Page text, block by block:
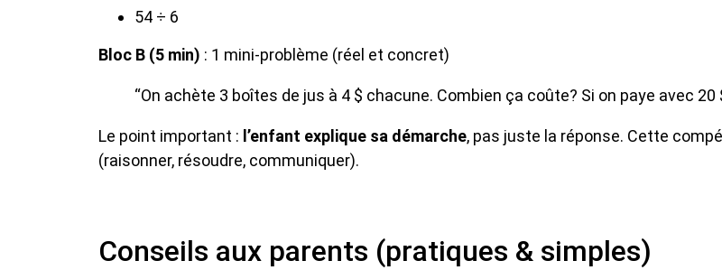
54 ÷ 6
Bloc B (5 min) : 1 mini-problème (réel et concret)
“On achète 3 boîtes de jus à 4 $ chacune. Combien ça coûte? Si on paye avec 20
Le point important : l’enfant explique sa démarche, pas juste la réponse. Cette
(raisonner, résoudre, communiquer).
Conseils aux parents (pratiques & simples)